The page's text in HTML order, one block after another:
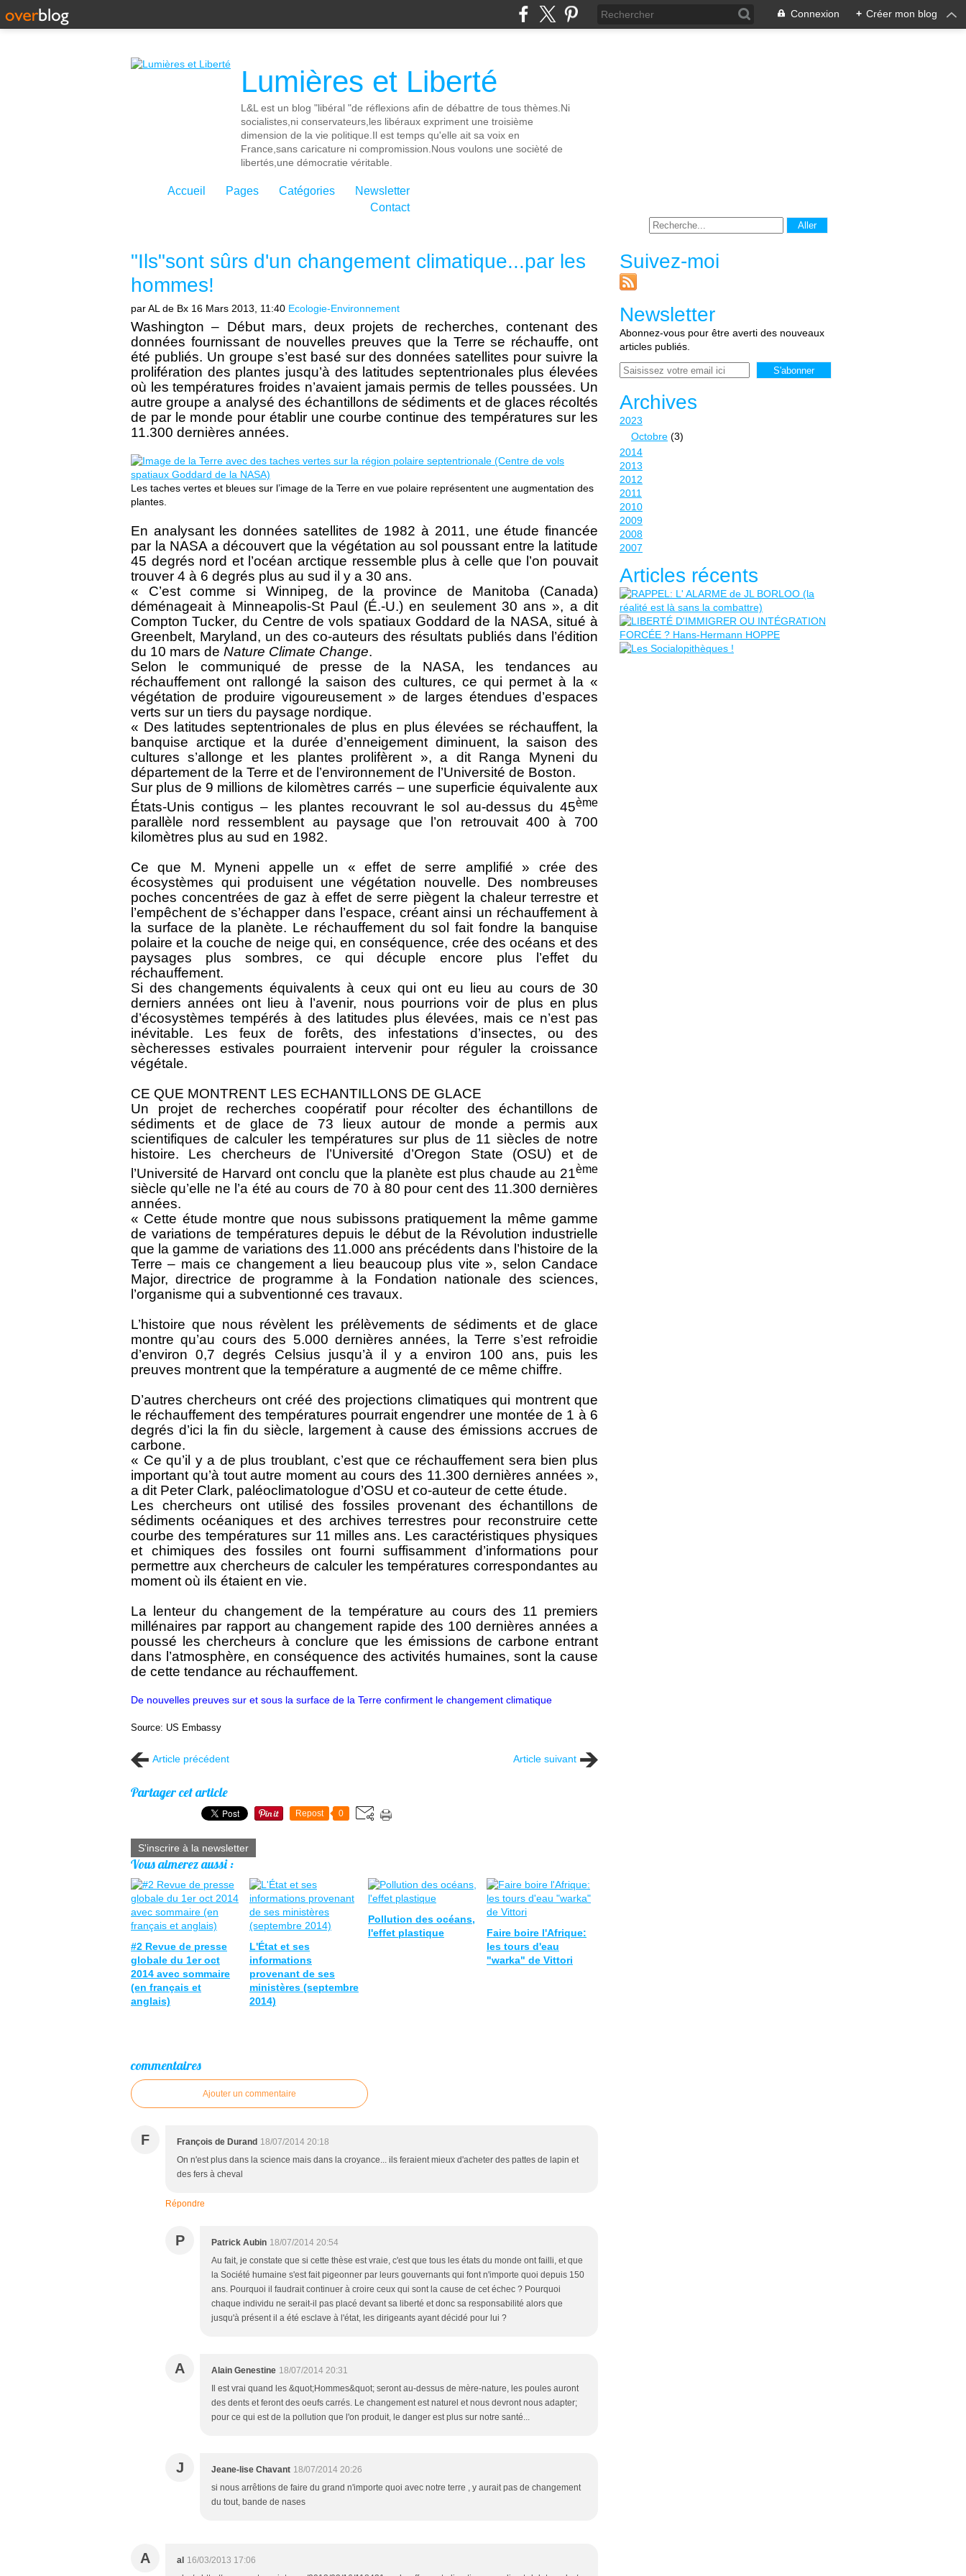
Connexion + Créer mon blog
Lumières et Liberté
L&L est un blog "libéral "de réflexions afin de débattre de tous thèmes.Ni
socialistes,ni conservateurs,les libéraux expriment une troisième
dimension de la vie politique.Il est temps qu'elle ait sa voix en
France,sans caricature ni compromission.Nous voulons une socièté de
libertés,une démocratie véritable.
Accueil Pages Catégories
Newsletter
Contact
"Ils"sont sûrs d'un changement climatique...par les
hommes!
par AL de Bx 16 Mars 2013, 11:40 Ecologie-Environnement
Washington – Début mars, deux projets de recherches, contenant des
données fournissant de nouvelles preuves que la Terre se réchauffe, ont
été publiés. Un groupe s’est basé sur des données satellites pour suivre la
prolifération des plantes jusqu’à des latitudes septentrionales plus élevées
où les températures froides n’avaient jamais permis de telles poussées. Un
autre groupe a analysé des échantillons de sédiments et de glaces récoltés
de par le monde pour établir une courbe continue des températures sur les
11.300 dernières années.
Les taches vertes et bleues sur l’image de la Terre en vue polaire représentent une augmentation des
plantes.
En analysant les données satellites de 1982 à 2011, une étude financée
par la NASA a découvert que la végétation au sol poussant entre la latitude
45 degrés nord et l’océan arctique ressemble plus à celle que l’on pouvait
trouver 4 à 6 degrés plus au sud il y a 30 ans.
« C’est comme si Winnipeg, de la province de Manitoba (Canada)
déménageait à Minneapolis-St Paul (É.-U.) en seulement 30 ans », a dit
Compton Tucker, du Centre de vols spatiaux Goddard de la NASA, situé à
Greenbelt, Maryland, un des co-auteurs des résultats publiés dans l’édition
du 10 mars de Nature Climate Change.
Selon le communiqué de presse de la NASA, les tendances au
réchauffement ont rallongé la saison des cultures, ce qui permet à la «
végétation de produire vigoureusement » de larges étendues d’espaces
verts sur un tiers du paysage nordique.
« Des latitudes septentrionales de plus en plus élevées se réchauffent, la
banquise arctique et la durée d’enneigement diminuent, la saison des
cultures s’allonge et les plantes prolifèrent », a dit Ranga Myneni du
département de la Terre et de l’environnement de l’Université de Boston.
Sur plus de 9 millions de kilomètres carrés – une superficie équivalente aux
États-Unis contigus – les plantes recouvrant le sol au-dessus du 45ème
parallèle nord ressemblent au paysage que l’on retrouvait 400 à 700
kilomètres plus au sud en 1982.
Ce que M. Myneni appelle un « effet de serre amplifié » crée des
écosystèmes qui produisent une végétation nouvelle. Des nombreuses
poches concentrées de gaz à effet de serre piègent la chaleur terrestre et
l’empêchent de s’échapper dans l’espace, créant ainsi un réchauffement à
la surface de la planète. Le réchauffement du sol fait fondre la banquise
polaire et la couche de neige qui, en conséquence, crée des océans et des
paysages plus sombres, ce qui décuple encore plus l’effet du
réchauffement.
Si des changements équivalents à ceux qui ont eu lieu au cours de 30
derniers années ont lieu à l’avenir, nous pourrions voir de plus en plus
d’écosystèmes tempérés à des latitudes plus élevées, mais ce n’est pas
inévitable. Les feux de forêts, des infestations d’insectes, ou des
sècheresses estivales pourraient intervenir pour réguler la croissance
végétale.
CE QUE MONTRENT LES ECHANTILLONS DE GLACE
Un projet de recherches coopératif pour récolter des échantillons de
sédiments et de glace de 73 lieux autour de monde a permis aux
scientifiques de calculer les températures sur plus de 11 siècles de notre
histoire. Les chercheurs de l’Université d’Oregon State (OSU) et de
l’Université de Harvard ont conclu que la planète est plus chaude au 21ème
siècle qu’elle ne l’a été au cours de 70 à 80 pour cent des 11.300 dernières
années.
« Cette étude montre que nous subissons pratiquement la même gamme
de variations de températures depuis le début de la Révolution industrielle
que la gamme de variations des 11.000 ans précédents dans l’histoire de la
Terre – mais ce changement a lieu beaucoup plus vite », selon Candace
Major, directrice de programme à la Fondation nationale des sciences,
l’organisme qui a subventionné ces travaux.
L’histoire que nous révèlent les prélèvements de sédiments et de glace
montre qu’au cours des 5.000 dernières années, la Terre s’est refroidie
d’environ 0,7 degrés Celsius jusqu’à il y a environ 100 ans, puis les
preuves montrent que la température a augmenté de ce même chiffre.
D’autres chercheurs ont créé des projections climatiques qui montrent que
le réchauffement des températures pourrait engendrer une montée de 1 à 6
degrés d’ici la fin du siècle, largement à cause des émissions accrues de
carbone.
« Ce qu’il y a de plus troublant, c’est que ce réchauffement sera bien plus
important qu’à tout autre moment au cours des 11.300 dernières années »,
a dit Peter Clark, paléoclimatologue d’OSU et co-auteur de cette étude.
Les chercheurs ont utilisé des fossiles provenant des échantillons de
sédiments océaniques et des archives terrestres pour reconstruire cette
courbe des températures sur 11 milles ans. Les caractéristiques physiques
et chimiques des fossiles ont fourni suffisamment d’informations pour
permettre aux chercheurs de calculer les températures correspondantes au
moment où ils étaient en vie.
La lenteur du changement de la température au cours des 11 premiers
millénaires par rapport au changement rapide des 100 dernières années a
poussé les chercheurs à conclure que les émissions de carbone entrant
dans l’atmosphère, en conséquence des activités humaines, sont la cause
de cette tendance au réchauffement.
De nouvelles preuves sur et sous la surface de la Terre confirment le changement climatique
Source: US Embassy
Article précédent Article suivant
Partager cet article
Repost 0
S'inscrire à la newsletter
Vous aimerez aussi :
#2 Revue de presse
globale du 1er oct
2014 avec sommaire
(en français et
anglais)
L'État et ses
informations
provenant de ses
ministères (septembre
2014)
Pollution des océans,
l'effet plastique
Faire boire l'Afrique:
les tours d'eau
"warka" de Vittori
commentaires
Ajouter un commentaire
F François de Durand 18/07/2014 20:18
On n'est plus dans la science mais dans la croyance... ils feraient mieux d'acheter des pattes de lapin et
des fers à cheval
Répondre
P Patrick Aubin 18/07/2014 20:54
Au fait, je constate que si cette thèse est vraie, c'est que tous les états du monde ont failli, et que
la Société humaine s'est fait pigeonner par leurs gouvernants qui font n'importe quoi depuis 150
ans. Pourquoi il faudrait continuer à croire ceux qui sont la cause de cet échec ? Pourquoi
chaque individu ne serait-il pas placé devant sa liberté et donc sa responsabilité alors que
jusqu'à présent il a été esclave à l'état, les dirigeants ayant décidé pour lui ?
A Alain Genestine 18/07/2014 20:31
Il est vrai quand les &quot;Hommes&quot; seront au-dessus de mère-nature, les poules auront
des dents et feront des oeufs carrés. Le changement est naturel et nous devront nous adapter;
pour ce qui est de la pollution que l'on produit, le danger est plus sur notre santé...
J Jeane-lise Chavant 18/07/2014 20:26
si nous arrêtions de faire du grand n'importe quoi avec notre terre , y aurait pas de changement
du tout, bande de nases
A al 16/03/2013 17:06
Suivez-moi
Newsletter
Abonnez-vous pour être averti des nouveaux
articles publiés.
Email
Archives
2023
Octobre (3)
2014
2013
2012
2011
2010
2009
2008
2007
Articles récents